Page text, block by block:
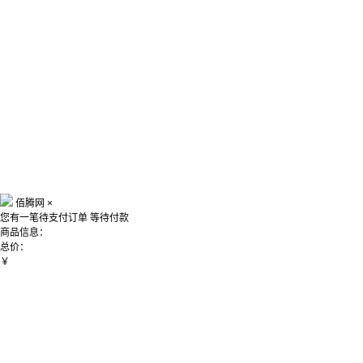
佰腾网 ×
您有一笔待支付订单 等待付款
商品信息：
总价：
￥